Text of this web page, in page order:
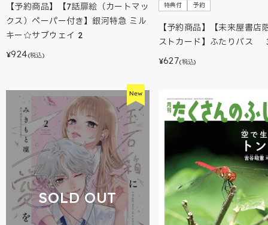
【予約商品】【7話扉絵（カートマッ
クス）ペーパー付き】銀河特急 ミル
キー☆サブウェイ 2
¥924(税込)
特典付 予約
【予約商品】【未来屋書店
ストカード】ふたりバス
¥627(税込)
SOLD OUT